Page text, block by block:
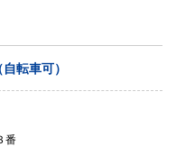
転車可）
番